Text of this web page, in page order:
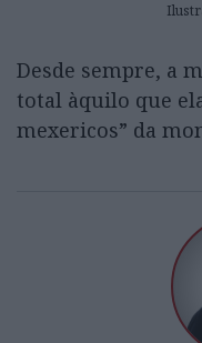
Desde sempre, a
total àquilo que
mexericos” da